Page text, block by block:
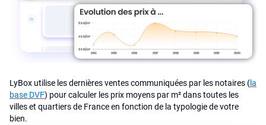
LyBox utilise les dernières ventes communiquées par les notaires (la
base DVF) pour calculer les prix moyens par m² dans toutes les
villes et quartiers de France en fonction de la typologie de votre
bien.